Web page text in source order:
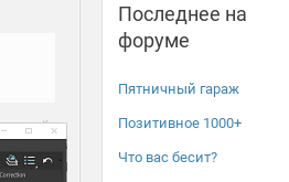
Последнее на
форуме
Пятничный гараж
Позитивное 1000+
Что вас бесит?